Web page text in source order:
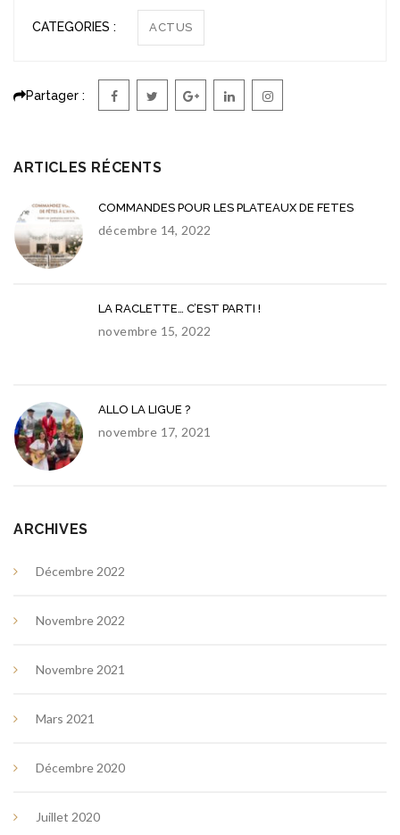
CATEGORIES : ACTUS
Partager :
ARTICLES RÉCENTS
COMMANDES POUR LES PLATEAUX DE FETES
décembre 14, 2022
LA RACLETTE… C’EST PARTI !
novembre 15, 2022
ALLO LA LIGUE ?
novembre 17, 2021
ARCHIVES
Décembre 2022
Novembre 2022
Novembre 2021
Mars 2021
Décembre 2020
Juillet 2020